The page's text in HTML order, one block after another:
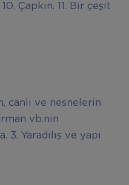
Çapkın. 11. Bir çeşit
canlı ve nesnelerin
vb.nin
Yaradılış ve yapı